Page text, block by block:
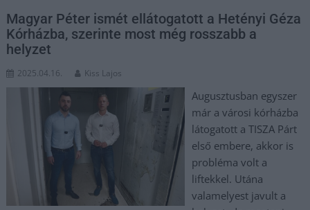
Magyar Péter ismét ellátogatott a Hetényi Géza
Kórházba, szerinte most még rosszabb a
helyzet
2025.04.16. Kiss Lajos
Augusztusban egyszer
már a városi kórházba
látogatott a TISZA Párt
első embere, akkor is
probléma volt a
liftekkel. Utána
valamelyest javult a